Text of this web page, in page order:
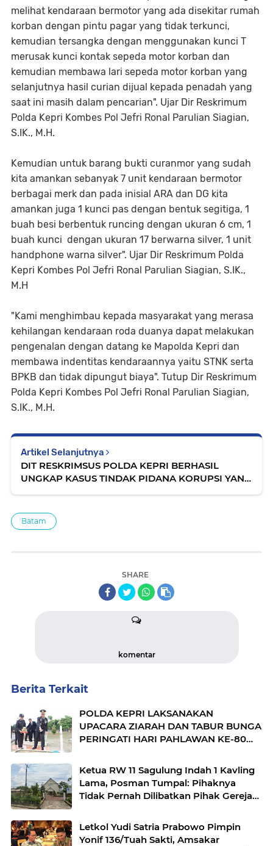
melihat kendaraan bermotor yang ada disekitar rumah
korban dengan pintu pagar yang tidak terkunci,
kemudian tersangka dengan menggunakan kunci T
merusak kunci kontak sepeda motor korban dan
kemudian membawa lari sepeda motor korban yang
selanjutnya hasil curian dijual kepada penadah yang
saat ini masih dalam pencarian". Ujar Dir Reskrimum
Polda Kepri Kombes Pol Jefri Ronal Parulian Siagian,
S.IK., M.H.
Kemudian untuk barang bukti curanmor yang sudah
kita amankan sebanyak 7 unit kendaraan bermotor
berbagai merk dan pada inisial ARA dan DG kita
amankan juga 1 kunci pas dengan bentuk segitiga, 1
buah besi berbentuk runcing dengan ukuran 6 cm, 1
buah kunci dengan ukuran 17 berwarna silver, 1 unit
handphone warna silver". Ujar Dir Reskrimum Polda
Kepri Kombes Pol Jefri Ronal Parulian Siagian, S.IK.,
M.H
"Kami menghimbau kepada masyarakat yang merasa
kehilangan kendaraan roda duanya dapat melakukan
pengenalan dengan datang ke Mapolda Kepri dan
membawa indentitas kendaraannya yaitu STNK serta
BPKB dan tidak dipungut biaya". Tutup Dir Reskrimum
Polda Kepri Kombes Pol Jefri Ronal Parulian Siagian,
S.IK., M.H.
Artikel Selanjutnya
DIT RESKRIMSUS POLDA KEPRI BERHASIL
UNGKAP KASUS TINDAK PIDANA KORUPSI YANG
Batam
SHARE
komentar
Berita Terkait
POLDA KEPRI LAKSANAKAN
UPACARA ZIARAH DAN TABUR BUNGA
PERINGATI HARI PAHLAWAN KE-80
Ketua RW 11 Sagulung Indah 1 Kavling
Lama, Posman Tumpal: Pihaknya
Tidak Pernah Dilibatkan Pihak Gereja
Nafkah Disana
Letkol Yudi Satria Prabowo Pimpin
Yonif 136/Tuah Sakti, Amsakar